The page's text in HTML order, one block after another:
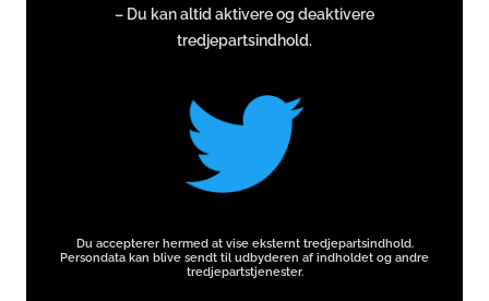
– Du kan altid aktivere og deaktivere
tredjepartsindhold.
Du accepterer hermed at vise eksternt tredjepartsindhold.
Persondata kan blive sendt til udbyderen af indholdet og andre
tredjepartstjenester.